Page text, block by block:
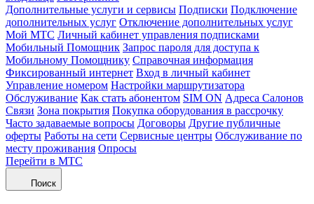
Дополнительные услуги и сервисы Подписки Подключение
дополнительных услуг Отключение дополнительных услуг
Мой МТС Личный кабинет управления подписками
Мобильный Помощник Запрос пароля для доступа к
Мобильному Помощнику Справочная информация
Фиксированный интернет Вход в личный кабинет
Управление номером Настройки маршрутизатора
Обслуживание Как стать абонентом SIM ON Адреса Салонов
Связи Зона покрытия Покупка оборудования в рассрочку
Часто задаваемые вопросы Договоры Другие публичные
оферты Работы на сети Сервисные центры Обслуживание по
месту проживания Опросы
Перейти в МТС
Поиск